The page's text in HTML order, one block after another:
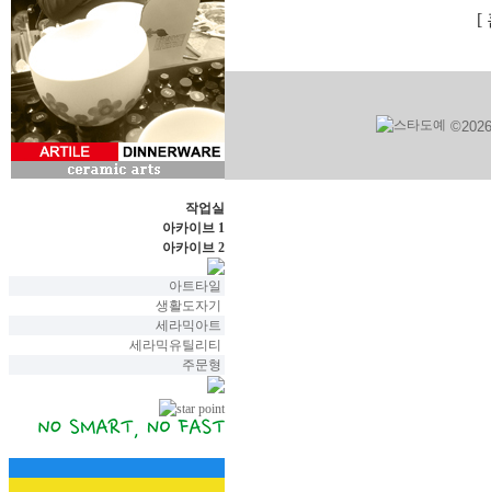
작업실
아카이브 1
아카이브 2
아트타일
생활도자기
세라믹아트
세라믹유틸리티
주문형
[